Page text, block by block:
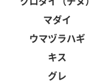
マダイ
ウマヅラハギ
キス
グレ